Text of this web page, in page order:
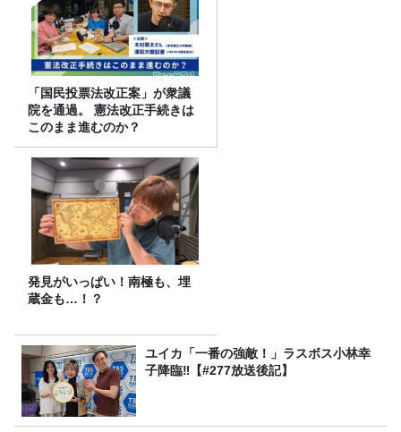
「国民投票法改正案」が衆議
院を通過。 憲法改正手続きは
このまま進むのか？
発見がいっぱい！南極も、埋
蔵金も…！？
ユイカ「一番の強敵！」ラスボス小林幸
子降臨‼【#277放送後記】